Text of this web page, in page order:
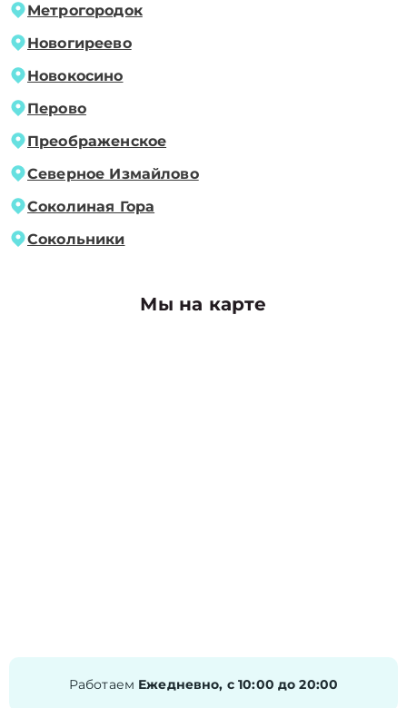
Метрогородок
Новогиреево
Новокосино
Перово
Преображенское
Северное Измайлово
Соколиная Гора
Сокольники
Мы на карте
Работаем Ежедневно, с 10:00 до 20:00